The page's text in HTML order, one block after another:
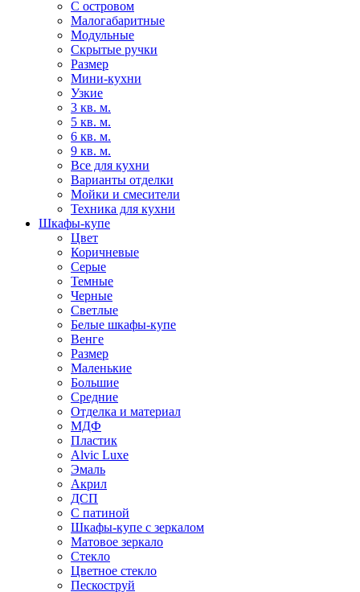
С островом
Малогабаритные
Модульные
Скрытые ручки
Размер
Мини-кухни
Узкие
3 кв. м.
5 кв. м.
6 кв. м.
9 кв. м.
Все для кухни
Варианты отделки
Мойки и смесители
Техника для кухни
Шкафы-купе
Цвет
Коричневые
Серые
Темные
Черные
Светлые
Белые шкафы-купе
Венге
Размер
Маленькие
Большие
Средние
Отделка и материал
МДФ
Пластик
Alvic Luxe
Эмаль
Акрил
ДСП
С патиной
Шкафы-купе с зеркалом
Матовое зеркало
Стекло
Цветное стекло
Пескоструй